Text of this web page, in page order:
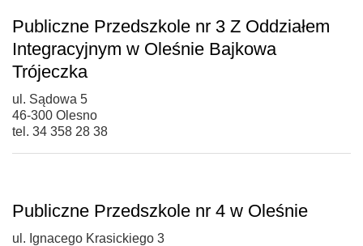
Publiczne Przedszkole nr 3 Z Oddziałem
Integracyjnym w Oleśnie Bajkowa
Trójeczka
ul. Sądowa 5
46-300 Olesno
tel. 34 358 28 38
Publiczne Przedszkole nr 4 w Oleśnie
ul. Ignacego Krasickiego 3